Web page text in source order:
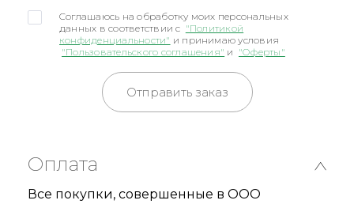
Соглашаюсь на обработку моих персональных
данных в соответствии с "Политикой
конфиденциальности" и принимаю условия
"Пользовательского соглашения" и "Оферты"
Отправить заказ
Оплата
Все покупки, совершенные в ООО